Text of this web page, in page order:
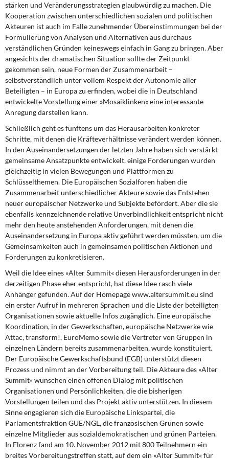
stärken und Veränderungsstrategien glaubwürdig zu machen. Die
Kooperation zwischen unterschiedlichen sozialen und politischen
Akteuren ist auch im Falle zunehmender Übereinstimmungen bei der
Formulierung von Analysen und Alternativen aus durchaus
verständlichen Gründen keineswegs einfach in Gang zu bringen. Aber
angesichts der dramatischen Situation sollte der Zeitpunkt
gekommen sein, neue Formen der Zusammenarbeit –
selbstverständlich unter vollem Respekt der Autonomie aller
Beteiligten – in Euro­pa zu erfinden, wobei die in Deutschland
entwickelte Vorstellung einer »Mosaiklinken« eine interessante
Anregung darstellen kann.
Schließlich geht es fünftens um das Herausarbeiten konkreter
Schritte, mit denen die Kräfteverhältnisse verändert werden können.
In den Auseinandersetzungen der letzten Jahre haben sich verstärkt
gemeinsame Ansatzpunkte entwickelt, einige Forderungen wurden
gleichzeitig in vielen Bewegungen und Plattformen zu
Schlüsselthemen. Die Europäischen Sozialforen haben die
Zusammenarbeit unterschiedlicher Akteure sowie das Entstehen
neuer europäischer Netzwerke und Subjekte befördert. Aber die sie
ebenfalls kennzeichnende relative Unverbindlichkeit entspricht nicht
mehr den heute anstehenden Anforderungen, mit denen die
Auseinandersetzung in Europa aktiv geführt werden müssten, um die
Gemeinsamkeiten auch in gemeinsamen politischen Aktionen und
Forderungen zu konkretisieren.
Weil die Idee eines »Alter Summit« diesen Herausforderungen in der
derzeitigen Phase eher entspricht, hat die­se Idee rasch viele
Anhänger gefunden. Auf der Homepage www.altersummit.eu sind
ein erster Aufruf in mehreren Sprachen und die Liste der beteiligten
Organisationen sowie aktuelle Infos zugänglich. Eine europäische
Koordination, in der Gewerkschaften, europäische Netzwerke wie
Attac, transform!, EuroMemo sowie die Vertreter von Gruppen in
einzelnen Ländern bereits zusammenarbeiten, wurde konstituiert.
Der Europäische Gewerkschaftsbund (EGB) unterstützt diesen
Prozess und nimmt an der Vorbereitung teil. Die Akteure des »Alter
Summit« wünschen einen offenen Dialog mit politischen
Organisationen und Persönlichkeiten, die die bisherigen
Vorstellungen teilen und das Projekt aktiv unterstützen. In diesem
Sinne engagieren sich die Europäische Linkspartei, die
Parlamentsfraktion GUE/NGL, die französischen Grünen sowie
einzelne Mitglieder aus sozialdemokratischen und grünen Parteien.
In Florenz fand am 10. November 2012 mit 800 Teilnehmern ein
breites Vorbereitungstreffen statt, auf dem ein »Alter Summit« für